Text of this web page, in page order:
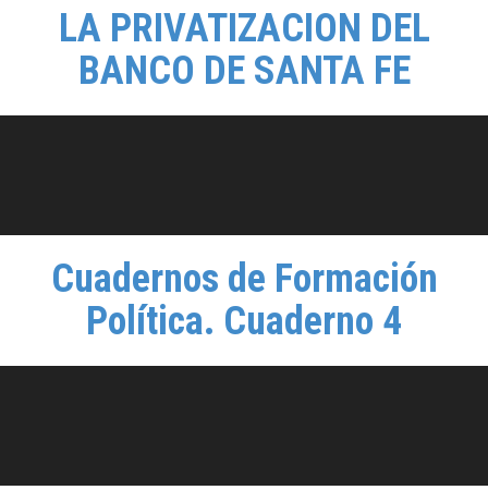
LA PRIVATIZACION DEL
BANCO DE SANTA FE
Cuadernos de Formación
Política. Cuaderno 4